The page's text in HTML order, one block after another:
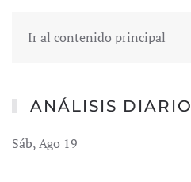
Ir al contenido principal
ANÁLISIS DIARIO
Sáb, Ago 19